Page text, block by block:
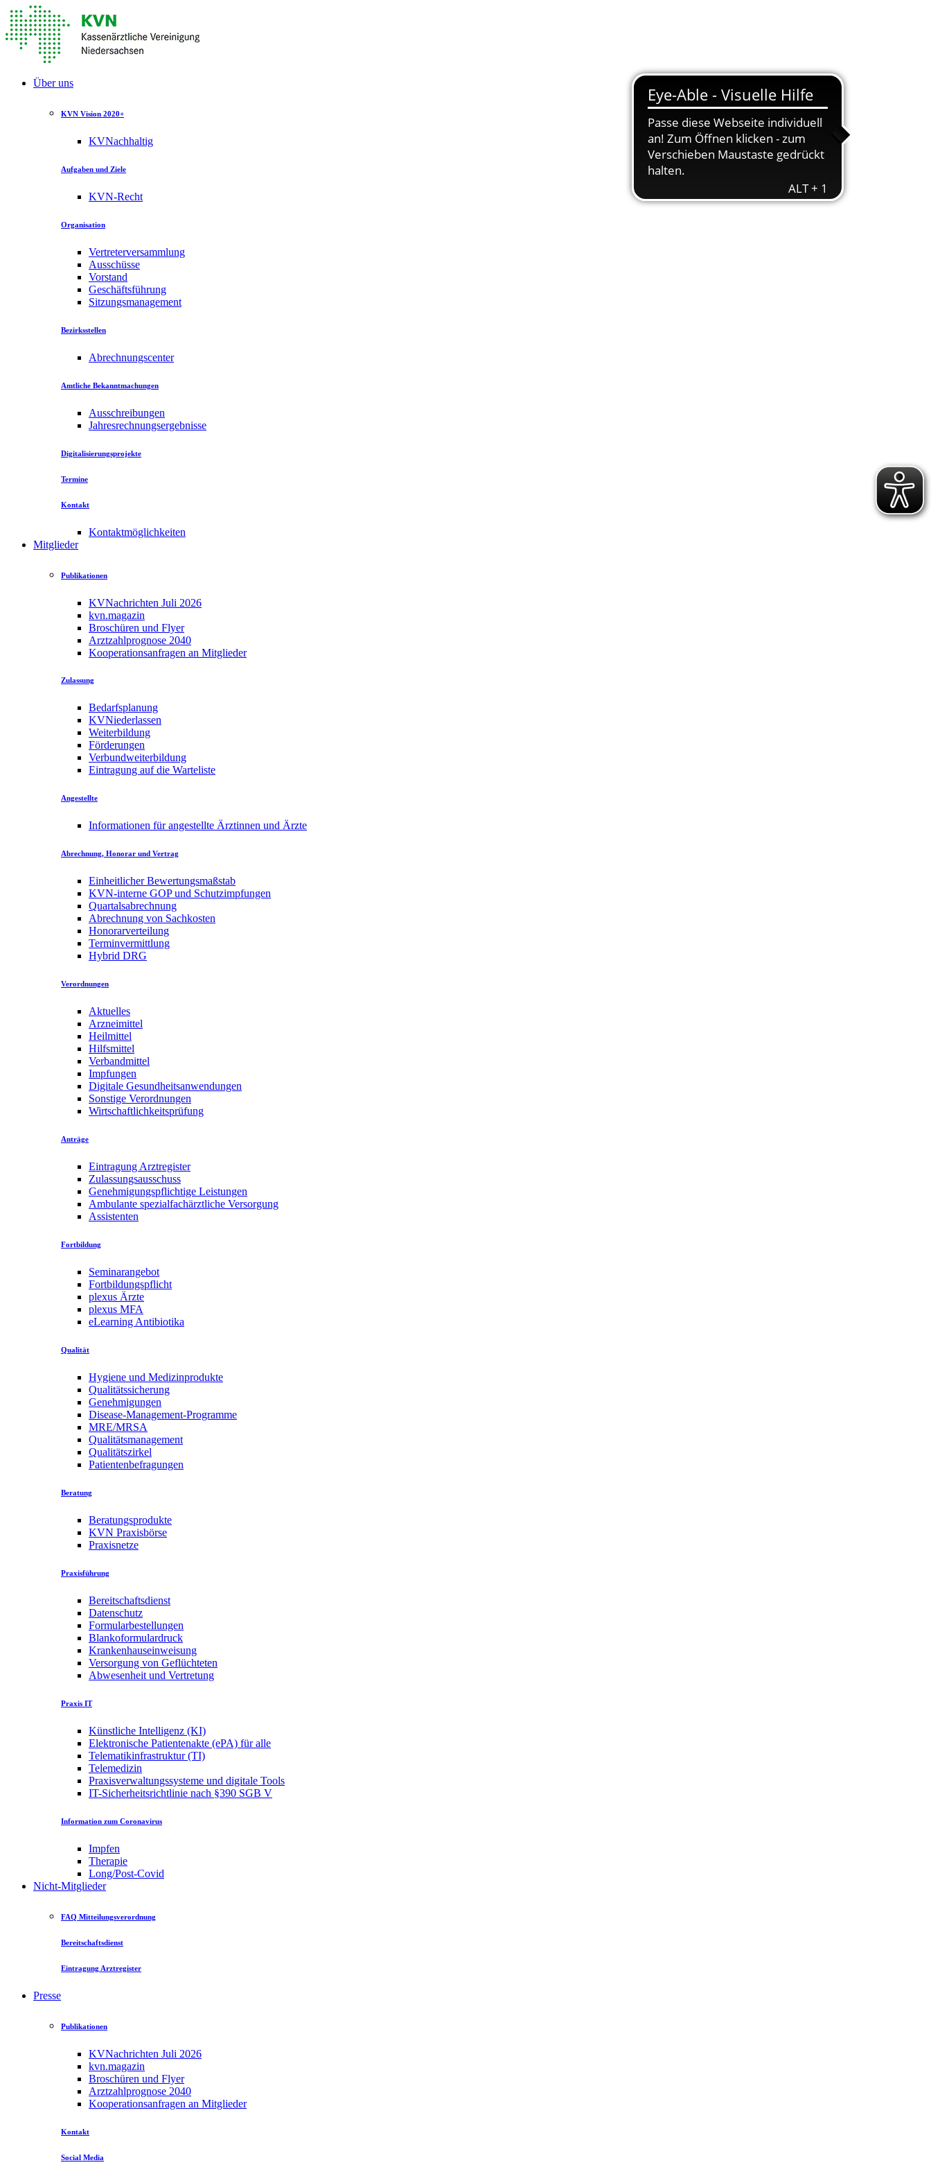
Über uns
KVN Vision 2020+
KVNachhaltig
Aufgaben und Ziele
KVN-Recht
Organisation
Vertreterversammlung
Ausschüsse
Vorstand
Geschäftsführung
Sitzungsmanagement
Bezirksstellen
Abrechnungscenter
Amtliche Bekanntmachungen
Ausschreibungen
Jahresrechnungsergebnisse
Digitalisierungsprojekte
Termine
Kontakt
Kontaktmöglichkeiten
Mitglieder
Publikationen
KVNachrichten Juli 2026
kvn.magazin
Broschüren und Flyer
Arztzahlprognose 2040
Kooperationsanfragen an Mitglieder
Zulassung
Bedarfsplanung
KVNiederlassen
Weiterbildung
Förderungen
Verbundweiterbildung
Eintragung auf die Warteliste
Angestellte
Informationen für angestellte Ärztinnen und Ärzte
Abrechnung, Honorar und Vertrag
Einheitlicher Bewertungsmaßstab
KVN-interne GOP und Schutzimpfungen
Quartalsabrechnung
Abrechnung von Sachkosten
Honorarverteilung
Terminvermittlung
Hybrid DRG
Verordnungen
Aktuelles
Arzneimittel
Heilmittel
Hilfsmittel
Verbandmittel
Impfungen
Digitale Gesundheitsanwendungen
Sonstige Verordnungen
Wirtschaftlichkeitsprüfung
Anträge
Eintragung Arztregister
Zulassungsausschuss
Genehmigungspflichtige Leistungen
Ambulante spezialfachärztliche Versorgung
Assistenten
Fortbildung
Seminarangebot
Fortbildungspflicht
plexus Ärzte
plexus MFA
eLearning Antibiotika
Qualität
Hygiene und Medizinprodukte
Qualitätssicherung
Genehmigungen
Disease-Management-Programme
MRE/MRSA
Qualitätsmanagement
Qualitätszirkel
Patientenbefragungen
Beratung
Beratungsprodukte
KVN Praxisbörse
Praxisnetze
Praxisführung
Bereitschaftsdienst
Datenschutz
Formularbestellungen
Blankoformulardruck
Krankenhauseinweisung
Versorgung von Geflüchteten
Abwesenheit und Vertretung
Praxis IT
Künstliche Intelligenz (KI)
Elektronische Patientenakte (ePA) für alle
Telematikinfrastruktur (TI)
Telemedizin
Praxisverwaltungssysteme und digitale Tools
IT-Sicherheitsrichtlinie nach §390 SGB V
Information zum Coronavirus
Impfen
Therapie
Long/Post-Covid
Nicht-Mitglieder
FAQ Mitteilungsverordnung
Bereitschaftsdienst
Eintragung Arztregister
Presse
Publikationen
KVNachrichten Juli 2026
kvn.magazin
Broschüren und Flyer
Arztzahlprognose 2040
Kooperationsanfragen an Mitglieder
Kontakt
Social Media